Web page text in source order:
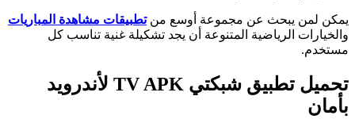
يمكن لمن يبحث عن مجموعة أوسع منتطبيقات مشاهدة المباريات
والخيارات الرياضية المتنوعة أن يجد تشكيلة غنية تناسب كل
مستخدم.
تحميل تطبيق شبكتي TV APK لأندرويد
بأمان